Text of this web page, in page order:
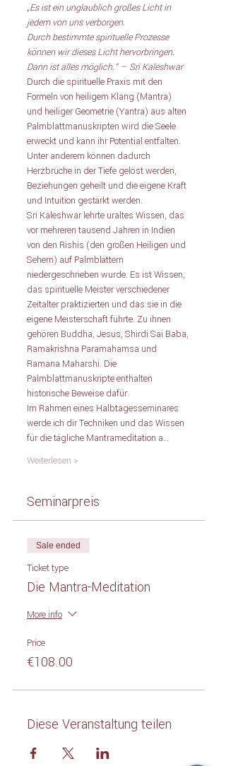
„Es ist ein unglaublich großes Licht in
jedem von uns verborgen.
Durch bestimmte spirituelle Prozesse
können wir dieses Licht hervorbringen.
Dann ist alles möglich.“ — Sri Kaleshwar
Durch die spirituelle Praxis mit den
Formeln von heiligem Klang (Mantra)
und heiliger Geometrie (Yantra) aus alten
Palmblattmanuskripten wird die Seele
erweckt und kann ihr Potential entfalten.
Unter anderem können dadurch
Herzbrüche in der Tiefe gelöst werden,
Beziehungen geheilt und die eigene Kraft
und Intuition gestärkt werden.
Sri Kaleshwar lehrte uraltes Wissen, das
vor mehreren tausend Jahren in Indien
von den Rishis (den großen Heiligen und
Sehern) auf Palmblättern
niedergeschrieben wurde. Es ist Wissen,
das spirituelle Meister verschiedener
Zeitalter praktizierten und das sie in die
eigene Meisterschaft führte. Zu ihnen
gehören Buddha, Jesus, Shirdi Sai Baba,
Ramakrishna Paramahamsa und
Ramana Maharshi. Die
Palmblattmanuskripte enthalten
historische Beweise dafür.
Im Rahmen eines Halbtagesseminares
werde ich dir Techniken und das Wissen
für die tägliche Mantrameditation a…
Weiterlesen >
Seminarpreis
Sale ended
Ticket type
Die Mantra-Meditation
More info
Price
€108.00
Diese Veranstaltung teilen